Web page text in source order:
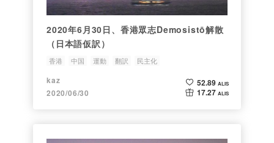
2020年6月30日、香港眾志Demosistō解散
（日本語仮訳）
香港 中国 運動 翻訳 民主化
kaz
2020/06/30
52.89 ALIS
17.27 ALIS